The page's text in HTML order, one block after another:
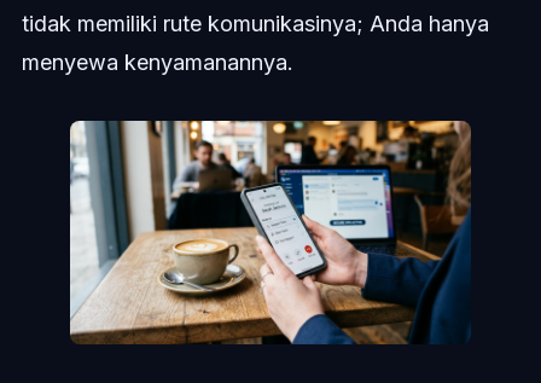
tidak memiliki rute komunikasinya; Anda hanya
menyewa kenyamanannya.